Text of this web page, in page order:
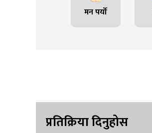
मन पर्यो
प्रतिक्रिया दिनुहोस